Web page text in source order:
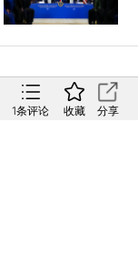
1条评论 收藏 分享